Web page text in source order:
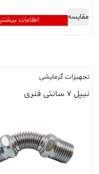
اطلاعات بیشتر مقایسه
تجهیزات گرمایشی
نیپل ۷ سانتی فنری